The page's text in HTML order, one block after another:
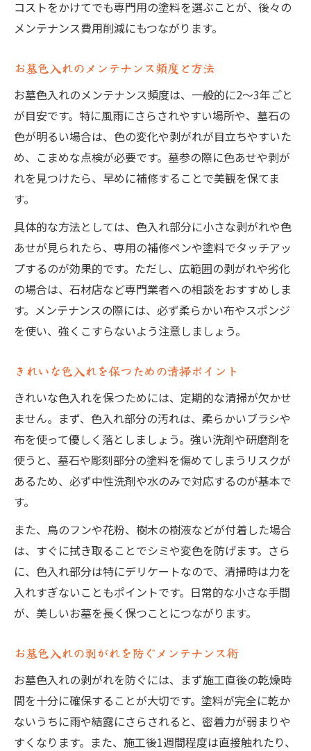
コストをかけてでも専門用の塗料を選ぶことが、後々の
メンテナンス費用削減にもつながります。
お墓色入れのメンテナンス頻度と方法
お墓色入れのメンテナンス頻度は、一般的に2～3年ごと
が目安です。特に風雨にさらされやすい場所や、墓石の
色が明るい場合は、色の変化や剥がれが目立ちやすいた
め、こまめな点検が必要です。墓参の際に色あせや剥が
れを見つけたら、早めに補修することで美観を保てま
す。
具体的な方法としては、色入れ部分に小さな剥がれや色
あせが見られたら、専用の補修ペンや塗料でタッチアッ
プするのが効果的です。ただし、広範囲の剥がれや劣化
の場合は、石材店など専門業者への相談をおすすめしま
す。メンテナンスの際には、必ず柔らかい布やスポンジ
を使い、強くこすらないよう注意しましょう。
きれいな色入れを保つための清掃ポイント
きれいな色入れを保つためには、定期的な清掃が欠かせ
ません。まず、色入れ部分の汚れは、柔らかいブラシや
布を使って優しく落としましょう。強い洗剤や研磨剤を
使うと、墓石や彫刻部分の塗料を傷めてしまうリスクが
あるため、必ず中性洗剤や水のみで対応するのが基本で
す。
また、鳥のフンや花粉、樹木の樹液などが付着した場合
は、すぐに拭き取ることでシミや変色を防げます。さら
に、色入れ部分は特にデリケートなので、清掃時は力を
入れすぎないこともポイントです。日常的な小さな手間
が、美しいお墓を長く保つことにつながります。
お墓色入れの剥がれを防ぐメンテナンス術
お墓色入れの剥がれを防ぐには、まず施工直後の乾燥時
間を十分に確保することが大切です。塗料が完全に乾か
ないうちに雨や結露にさらされると、密着力が弱まりや
すくなります。また、施工後1週間程度は直接触れたり、